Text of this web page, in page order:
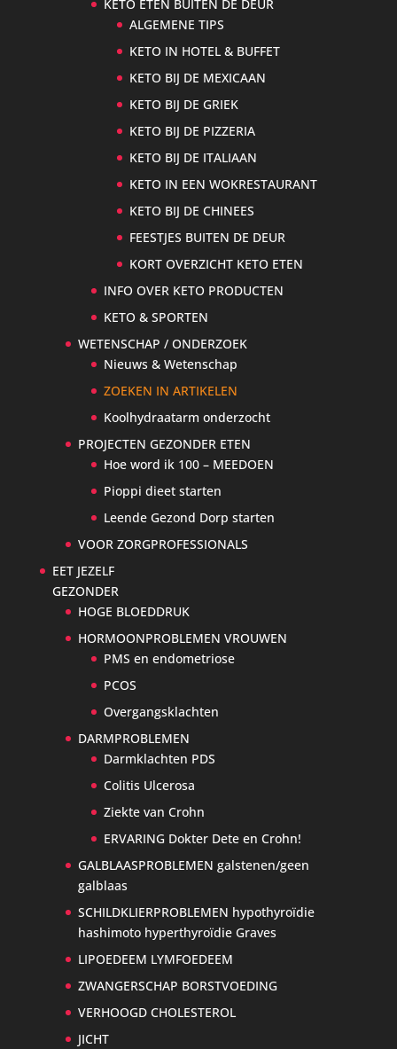
KETO ETEN BUITEN DE DEUR
ALGEMENE TIPS
KETO IN HOTEL & BUFFET
KETO BIJ DE MEXICAAN
KETO BIJ DE GRIEK
KETO BIJ DE PIZZERIA
KETO BIJ DE ITALIAAN
KETO IN EEN WOKRESTAURANT
KETO BIJ DE CHINEES
FEESTJES BUITEN DE DEUR
KORT OVERZICHT KETO ETEN
INFO OVER KETO PRODUCTEN
KETO & SPORTEN
WETENSCHAP / ONDERZOEK
Nieuws & Wetenschap
ZOEKEN IN ARTIKELEN
Koolhydraatarm onderzocht
PROJECTEN GEZONDER ETEN
Hoe word ik 100 – MEEDOEN
Pioppi dieet starten
Leende Gezond Dorp starten
VOOR ZORGPROFESSIONALS
EET JEZELF
GEZONDER
HOGE BLOEDDRUK
HORMOONPROBLEMEN VROUWEN
PMS en endometriose
PCOS
Overgangsklachten
DARMPROBLEMEN
Darmklachten PDS
Colitis Ulcerosa
Ziekte van Crohn
ERVARING Dokter Dete en Crohn!
GALBLAASPROBLEMEN galstenen/geen
galblaas
SCHILDKLIERPROBLEMEN hypothyroïdie
hashimoto hyperthyroïdie Graves
LIPOEDEEM LYMFOEDEEM
ZWANGERSCHAP BORSTVOEDING
VERHOOGD CHOLESTEROL
JICHT